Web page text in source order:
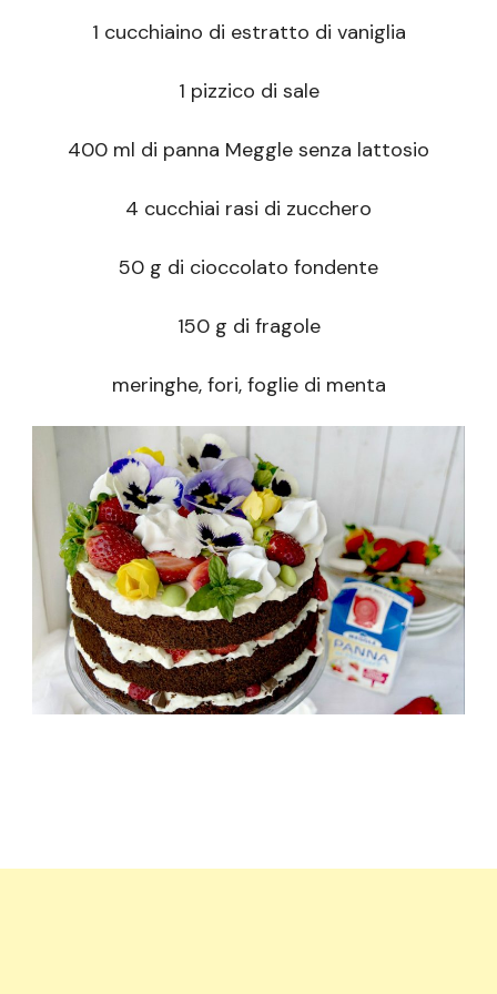
1 cucchiaino di estratto di vaniglia
1 pizzico di sale
400 ml di panna Meggle senza lattosio
4 cucchiai rasi di zucchero
50 g di cioccolato fondente
150 g di fragole
meringhe, fori, foglie di menta